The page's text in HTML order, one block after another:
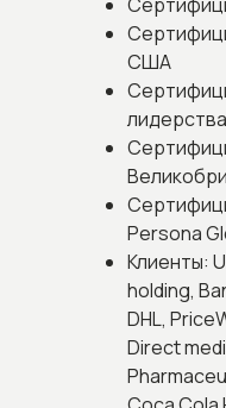
США
Persona
Клиенты:
holding,
DHL,
Direct